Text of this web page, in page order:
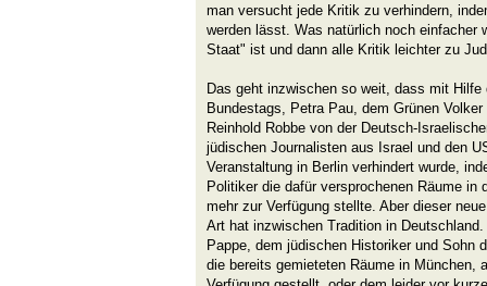
man versucht jede Kritik zu verhindern,
werden lässt. Was natürlich noch einfacher
Staat" ist und dann alle Kritik leichter zu
Das geht inzwischen so weit, dass mit
Bundestags, Petra Pau, dem Grünen
Reinhold Robbe von der Deutsch-
jüdischen Journalisten aus Israel und den
Veranstaltung in Berlin verhindert wurde,
Politiker die dafür versprochenen Räume in
mehr zur Verfügung stellte. Aber dieser
Art hat inzwischen Tradition in
Pappe, dem jüdischen Historiker und Sohn
die bereits gemieteten Räume in München,